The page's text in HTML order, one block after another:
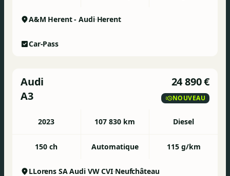
A&M Herent - Audi Herent
Car-Pass
Audi
A3
24 890 €
NOUVEAU
2023 107 830 km Diesel
150 ch Automatique 115 g/km
LLorens SA Audi VW CVI Neufchâteau